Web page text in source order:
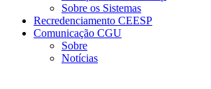
Sobre os Sistemas
Recredenciamento CEESP
Comunicação CGU
Sobre
Notícias